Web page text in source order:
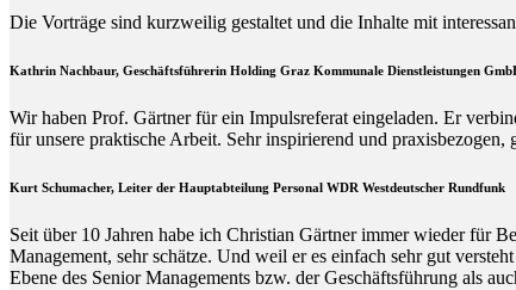
Die Vorträge sind kurzweilig gestaltet und die Inhalte mit
Kathrin Nachbaur, Geschäftsführerin Holding Graz Kommunale Dienstleistungen
Wir haben Prof. Gärtner für ein Impulsreferat eingeladen. Er
für unsere praktische Arbeit. Sehr inspirierend und praxisbezogen,
Kurt Schumacher, Leiter der Hauptabteilung Personal WDR Westdeutscher Rundfunk
Seit über 10 Jahren habe ich Christian Gärtner immer wieder für
Management, sehr schätze. Und weil er es einfach sehr gut
Ebene des Senior Managements bzw. der Geschäftsführung als